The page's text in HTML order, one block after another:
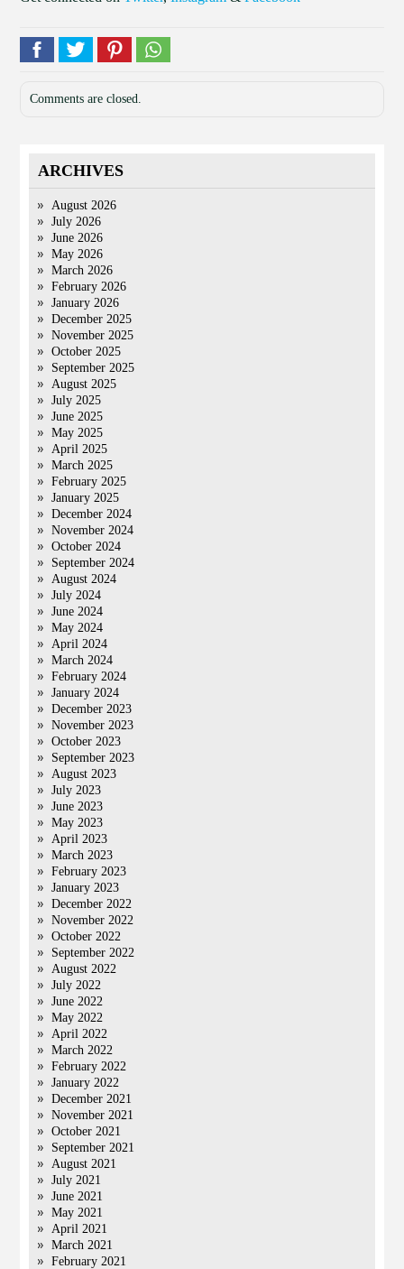
Comments are closed.
ARCHIVES
August 2026
July 2026
June 2026
May 2026
March 2026
February 2026
January 2026
December 2025
November 2025
October 2025
September 2025
August 2025
July 2025
June 2025
May 2025
April 2025
March 2025
February 2025
January 2025
December 2024
November 2024
October 2024
September 2024
August 2024
July 2024
June 2024
May 2024
April 2024
March 2024
February 2024
January 2024
December 2023
November 2023
October 2023
September 2023
August 2023
July 2023
June 2023
May 2023
April 2023
March 2023
February 2023
January 2023
December 2022
November 2022
October 2022
September 2022
August 2022
July 2022
June 2022
May 2022
April 2022
March 2022
February 2022
January 2022
December 2021
November 2021
October 2021
September 2021
August 2021
July 2021
June 2021
May 2021
April 2021
March 2021
February 2021